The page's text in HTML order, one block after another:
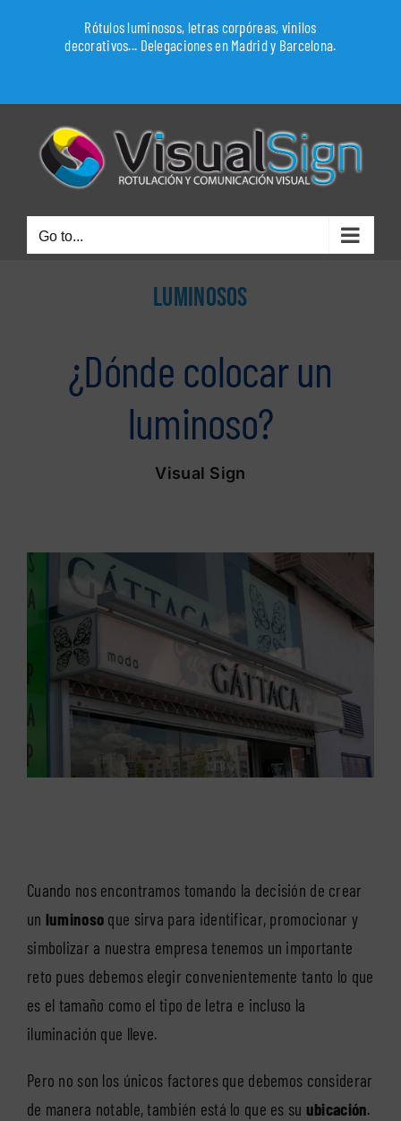
Rótulos luminosos, letras corpóreas, vinilos
decorativos... Delegaciones en Madrid y Barcelona.
Go to...
LUMINOSOS
¿Dónde colocar un
luminoso?
Visual Sign
Cuando nos encontramos tomando la decisión de crear
un luminoso que sirva para identificar, promocionar y
simbolizar a nuestra empresa tenemos un importante
reto pues debemos elegir convenientemente tanto lo que
es el tamaño como el tipo de letra e incluso la
iluminación que lleve.
Pero no son los únicos factores que debemos considerar
de manera notable, también está lo que es su ubicación.